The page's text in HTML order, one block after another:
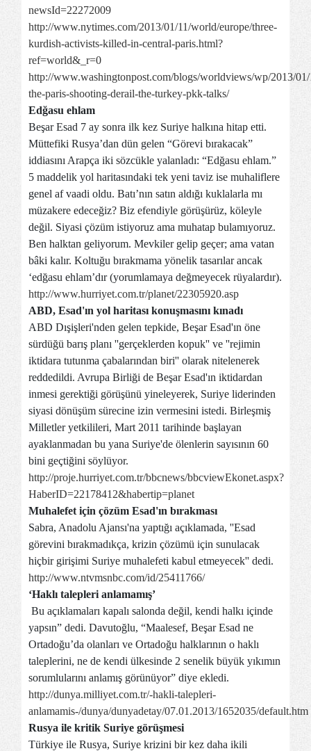
newsId=22272009
http://www.nytimes.com/2013/01/11/world/europe/three-
kurdish-activists-killed-in-central-paris.html?
ref=world&_r=0
http://www.washingtonpost.com/blogs/worldviews/wp/2013/
the-paris-shooting-derail-the-turkey-pkk-talks/
Edğasu ehlam
Beşar Esad 7 ay sonra ilk kez Suriye halkına hitap etti.
Müttefiki Rusya’dan dün gelen “Görevi bırakacak”
iddiasını Arapça iki sözcükle yalanladı: “Edğasu ehlam.”
5 maddelik yol haritasındaki tek yeni taviz ise muhaliflere
genel af vaadi oldu. Batı’nın satın aldığı kuklalarla mı
müzakere edeceğiz? Biz efendiyle görüşürüz, köleyle
değil. Siyasi çözüm istiyoruz ama muhatap bulamıyoruz.
Ben halktan geliyorum. Mevkiler gelip geçer; ama vatan
bâki kalır. Koltuğu bırakmama yönelik tasarılar ancak
‘edğasu ehlam’dır (yorumlamaya değmeyecek rüyalardır).
http://www.hurriyet.com.tr/planet/22305920.asp
ABD, Esad'ın yol haritası konuşmasını kınadı
ABD Dışişleri'nden gelen tepkide, Beşar Esad'ın öne
sürdüğü barış planı ''gerçeklerden kopuk'' ve ''rejimin
iktidara tutunma çabalarından biri'' olarak nitelenerek
reddedildi. Avrupa Birliği de Beşar Esad'ın iktidardan
inmesi gerektiği görüşünü yineleyerek, Suriye liderinden
siyasi dönüşüm sürecine izin vermesini istedi. Birleşmiş
Milletler yetkilileri, Mart 2011 tarihinde başlayan
ayaklanmadan bu yana Suriye'de ölenlerin sayısının 60
bini geçtiğini söylüyor.
http://proje.hurriyet.com.tr/bbcnews/bbcviewEkonet.aspx?
HaberID=22178412&habertip=planet
Muhalefet için çözüm Esad'ın bırakması
Sabra, Anadolu Ajansı'na yaptığı açıklamada, ''Esad
görevini bırakmadıkça, krizin çözümü için sunulacak
hiçbir girişimi Suriye muhalefeti kabul etmeyecek'' dedi.
http://www.ntvmsnbc.com/id/25411766/
‘Haklı talepleri anlamamış’
Bu açıklamaları kapalı salonda değil, kendi halkı içinde
yapsın” dedi. Davutoğlu, “Maalesef, Beşar Esad ne
Ortadoğu’da olanları ve Ortadoğu halklarının o haklı
taleplerini, ne de kendi ülkesinde 2 senelik büyük yıkımın
sorumlularını anlamış görünüyor” diye ekledi.
http://dunya.milliyet.com.tr/-hakli-talepleri-
anlamamis-/dunya/dunyadetay/07.01.2013/1652035/default.htm
Rusya ile kritik Suriye görüşmesi
Türkiye ile Rusya, Suriye krizini bir kez daha ikili